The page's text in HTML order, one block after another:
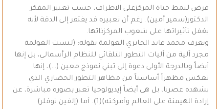
فرض لنمط حياة المركزعلى الاطراف، حسب تعبير المفكر
الدكتور(سمير أمين). رغم أن تعبيره قد يفتقر إلى الدقة لأنه
يغفل تأثيراتها على شعوب المركزذاتها.
ويعرف محمد عابد الجابري العولمة بقوله: (ليست العولمة
مجرد آلية من آليات التطور التلقائي للنظام الرأسمالي، بل إنها
أيضاً وبالدرجة الأولى دعوة إلى تبني نموذج معين (…)، إنها
تعكس مظهراً أساسياً من مظاهر التطور الحضاري الذي
يشهده عصرنا، بل هي أيضاً إيديولوجيا تعبر بصورة مباشرة، عن
إرادة الهيمنة على العالم وأمركته)(1). أما (إلفين توفلر)